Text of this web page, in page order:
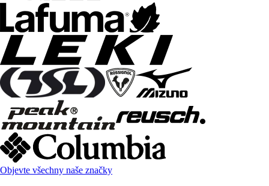
Objevte všechny naše značky